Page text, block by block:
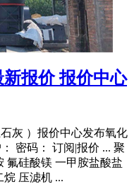
报价 报价中心
灰 ）报价中心发布氧化
密码： 订阅|报价 ... 聚
氟硅酸镁 一甲胺盐酸盐
压滤机 ...